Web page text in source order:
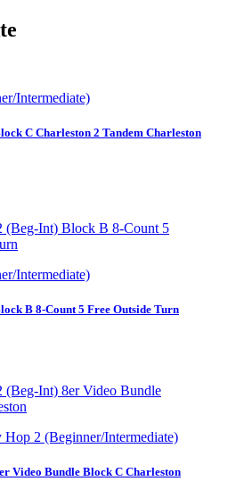
Intermediate)
C Charleston 2 Tandem Charleston
Intermediate)
B 8-Count 5 Free Outside Turn
2 (Beginner/Intermediate)
Video Bundle Block C Charleston